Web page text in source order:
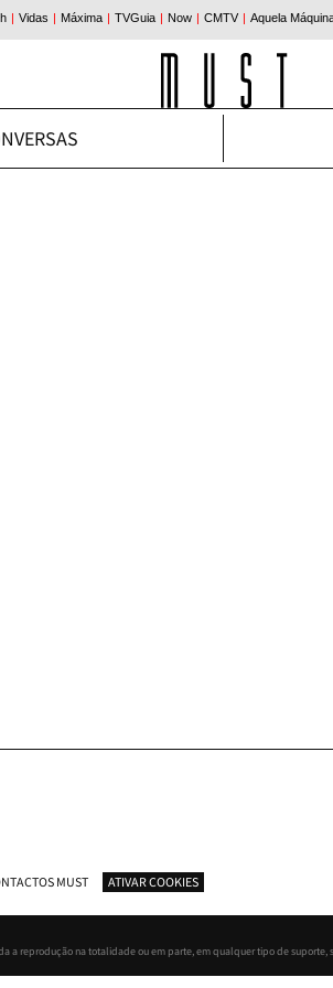
MUST ATIVAR COOKIES
a reprodução na totalidade ou em parte, em qualquer tipo de suporte,